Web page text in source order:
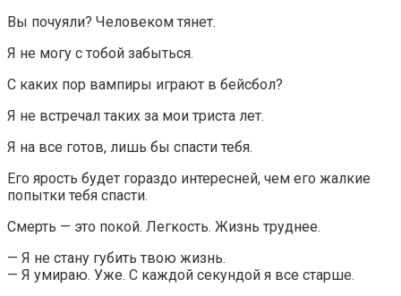
Вы почуяли? Человеком тянет.
Я не могу с тобой забыться.
С каких пор вампиры играют в бейсбол?
Я не встречал таких за мои триста лет.
Я на все готов, лишь бы спасти тебя.
Его ярость будет гораздо интересней, чем его жалкие
попытки тебя спасти.
Смерть — это покой. Легкость. Жизнь труднее.
— Я не стану губить твою жизнь.
— Я умираю. Уже. С каждой секундой я все старше.